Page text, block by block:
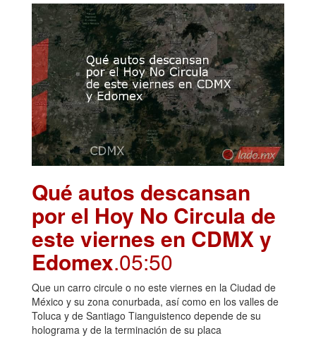
Qué autos descansan
por el Hoy No Circula de
este viernes en CDMX y
Edomex.05:50
Que un carro circule o no este viernes en la Ciudad de
México y su zona conurbada, así como en los valles de
Toluca y de Santiago Tianguistenco depende de su
holograma y de la terminación de su placa